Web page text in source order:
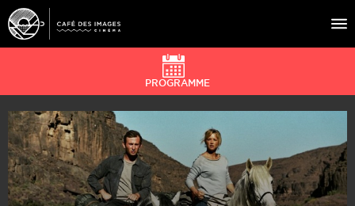
À L’AFFICHE
ÉVÉNEMENTS
CAFÉ DU CINÉ
PRATIQUE
PROGRAMME